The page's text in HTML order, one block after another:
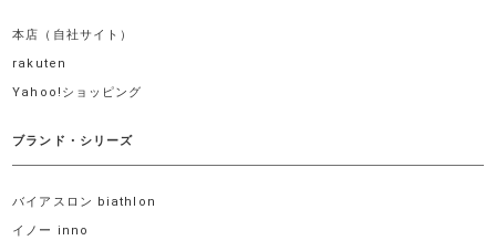
本店（自社サイト）
rakuten
Yahoo!ショッピング
ブランド・シリーズ
バイアスロン biathlon
イノー inno